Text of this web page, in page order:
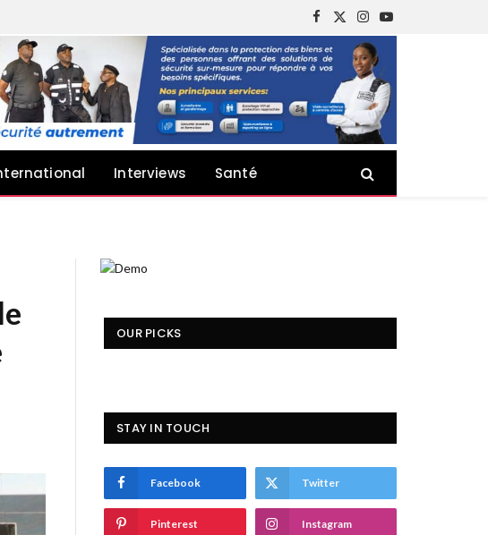
Facebook
X
(Twitter)
Instagram
YouTube
Interviews Santé
OUR PICKS
STAY IN TOUCH
Facebook Twitter
Pinterest Instagram